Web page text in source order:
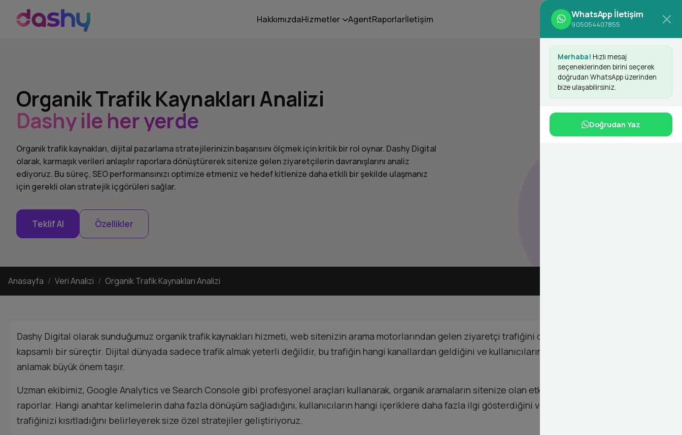
HakkımızdaHizmetler AgentRaporlarİletişim Giriş Yap Kayıt Ol
Organik Trafik Kaynakları Analizi
Dashy ile her yerde
Organik trafik kaynakları, dijital pazarlama stratejilerinizin başarısını ölçmek için kritik bir rol oynar. Dashy Digital
olarak, karmaşık verileri anlaşılır raporlara dönüştürerek sitenize gelen ziyaretçilerin davranışlarını analiz
ediyoruz. Bu süreç, SEO performansınızı optimize etmeniz ve hedef kitlenize daha etkili bir şekilde ulaşmanız
için gerekli olan stratejik içgörüleri sağlar.
Teklif Al Özellikler d
Anasayfa Veri Analizi Organik Trafik Kaynakları Analizi
Dashy Digital olarak sunduğumuz organik trafik kaynakları hizmeti, web sitenizin arama motorlarından gelen ziyaretçi trafiğini derinlemesine inceleyen
kapsamlı bir süreçtir. Dijital dünyada sadece trafik almak yeterli değildir, bu trafiğin hangi kanallardan geldiğini ve kullanıcıların sitede neler yaptığını
anlamak büyük önem taşır.
Uzman ekibimiz, Google Analytics ve Search Console gibi profesyonel araçları kullanarak, organik aramaların sitenize olan etkisini detaylı bir şekilde
raporlar. Hangi anahtar kelimelerin daha fazla dönüşüm sağladığını, kullanıcıların hangi içeriklere daha fazla ilgi gösterdiğini ve hangi teknik eksikliklerin
trafiğinizi kısıtladığını belirleyerek size özel stratejiler geliştiriyoruz.
WhatsApp İletişim
905054407855
Merhaba! Hızlı mesaj
seçeneklerinden birini seçerek
doğrudan WhatsApp üzerinden
bize ulaşabilirsiniz.
Doğrudan Yaz